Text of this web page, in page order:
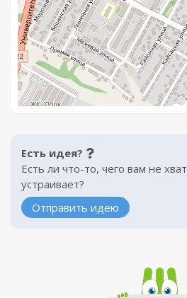
Есть идея?
Есть ли что-то, чего вам не
устраивает?
Отправить идею